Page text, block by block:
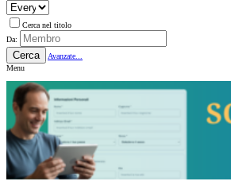
Cerca nel titolo
Da:
Cerca
Avanzate...
Menu